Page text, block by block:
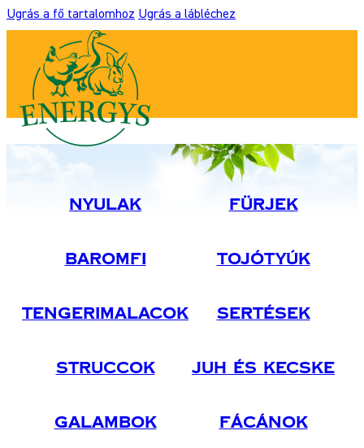
Ugrás a fő tartalomhoz Ugrás a lábléchez
Nyulak Fürjek
Baromfi Tojótyúk
Tengerimalacok Sertések
Struccok Juh És Kecske
Galambok Fácánok